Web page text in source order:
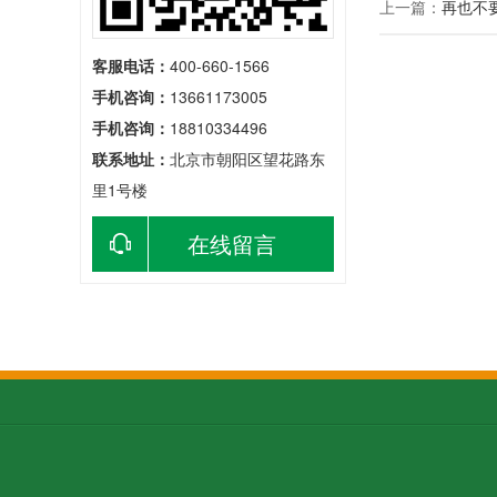
客服电话： 400-660-1566
手机咨询： 13661173005
手机咨询： 18810334496
联系地址： 北京市朝阳区望花路东
里1号楼
在线留言
上一篇： 再也不